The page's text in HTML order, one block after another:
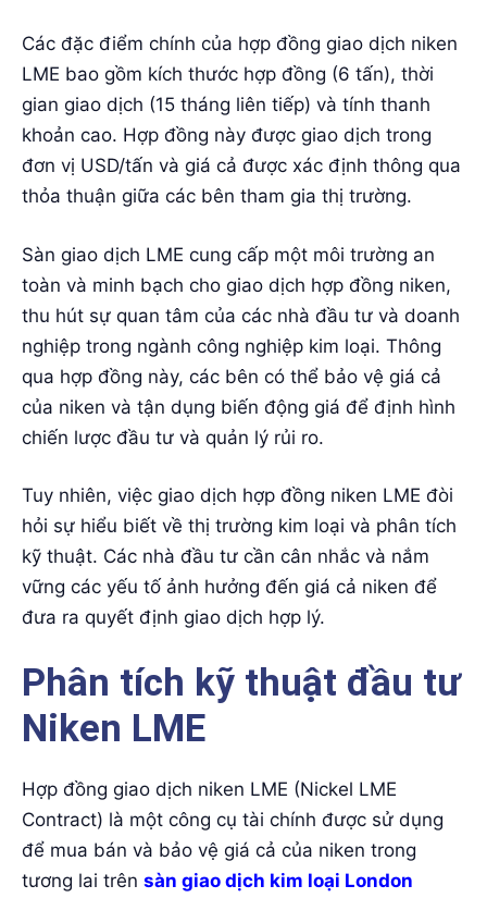
Các đặc điểm chính của hợp đồng giao dịch niken
LME bao gồm kích thước hợp đồng (6 tấn), thời
gian giao dịch (15 tháng liên tiếp) và tính thanh
khoản cao. Hợp đồng này được giao dịch trong
đơn vị USD/tấn và giá cả được xác định thông qua
thỏa thuận giữa các bên tham gia thị trường.
Sàn giao dịch LME cung cấp một môi trường an
toàn và minh bạch cho giao dịch hợp đồng niken,
thu hút sự quan tâm của các nhà đầu tư và doanh
nghiệp trong ngành công nghiệp kim loại. Thông
qua hợp đồng này, các bên có thể bảo vệ giá cả
của niken và tận dụng biến động giá để định hình
chiến lược đầu tư và quản lý rủi ro.
Tuy nhiên, việc giao dịch hợp đồng niken LME đòi
hỏi sự hiểu biết về thị trường kim loại và phân tích
kỹ thuật. Các nhà đầu tư cần cân nhắc và nắm
vững các yếu tố ảnh hưởng đến giá cả niken để
đưa ra quyết định giao dịch hợp lý.
Phân tích kỹ thuật đầu tư
Niken LME
Hợp đồng giao dịch niken LME (Nickel LME
Contract) là một công cụ tài chính được sử dụng
để mua bán và bảo vệ giá cả của niken trong
tương lai trên sàn giao dịch kim loại London